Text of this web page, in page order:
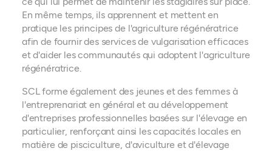
En même temps, ils apprennent et mettent en
pratique les principes de l'agriculture régénératrice
afin de fournir des services de vulgarisation efficaces
et d'aider les communautés qui adoptent l'agriculture
régénératrice.
SCL forme également des jeunes et des femmes à
l'entreprenariat en général et au développement
d'entreprises professionnelles basées sur l'élevage en
particulier, renforçant ainsi les capacités locales en
matière de pisciculture, d'aviculture et d'élevage